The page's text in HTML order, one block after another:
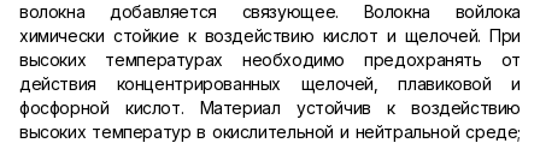
волокна добавляется связующее. Волокна войлока
химически стойкие к воздействию кислот и щелочей. При
высоких температурах необходимо предохранять от
действия концентрированных щелочей, плавиковой и
фосфорной кислот. Материал устойчив к воздействию
высоких температур в окислительной и нейтральной среде;